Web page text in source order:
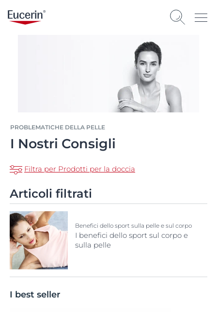
PROBLEMATICHE DELLA PELLE
I Nostri Consigli
Filtra per Prodotti per la doccia
Articoli filtrati
Benefici dello sport sulla pelle e sul corpo
I benefici dello sport sul corpo e
sulla pelle
I best seller